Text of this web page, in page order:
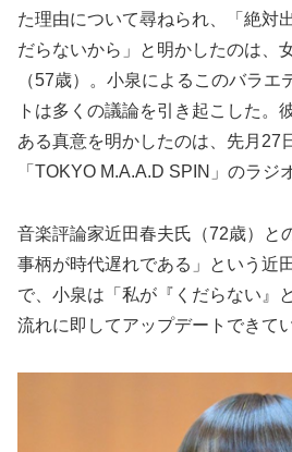
た理由について尋ねられ、「絶対
だらないから」と明かしたのは、
（57歳）。小泉によるこのバラエ
トは多くの議論を引き起こした。
ある真意を明かしたのは、先月27
「TOKYO M.A.A.D SPIN」のラジ
音楽評論家近田春夫氏（72歳）と
事柄が時代遅れである」という近
で、小泉は「私が『くだらない』
流れに即してアップデートできて